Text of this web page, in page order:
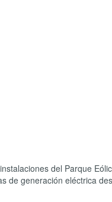
del Parque
de generación eléctrica